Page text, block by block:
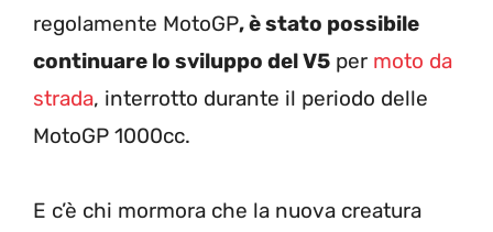
regolamente MotoGP, è stato possibile
continuare lo sviluppo del V5 per moto da
strada, interrotto durante il periodo delle
MotoGP 1000cc.
E c’è chi mormora che la nuova creatura